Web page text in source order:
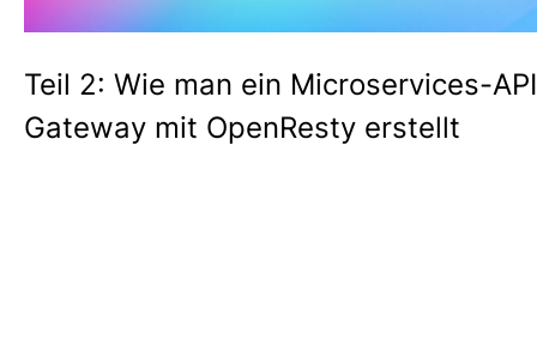
Teil 2: Wie man ein Microservices-
Gateway mit OpenResty erstellt